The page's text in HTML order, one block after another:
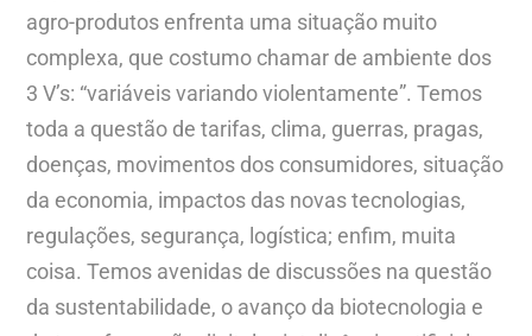
agro-produtos enfrenta uma situação muito
complexa, que costumo chamar de ambiente dos
3 V’s: “variáveis variando violentamente”. Temos
toda a questão de tarifas, clima, guerras, pragas,
doenças, movimentos dos consumidores, situação
da economia, impactos das novas tecnologias,
regulações, segurança, logística; enfim, muita
coisa. Temos avenidas de discussões na questão
da sustentabilidade, o avanço da biotecnologia e